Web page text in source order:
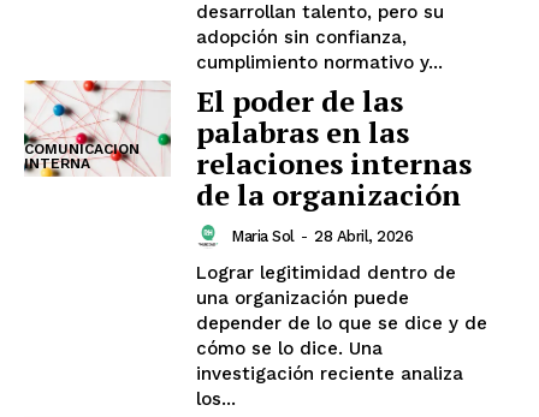
desarrollan talento, pero su
adopción sin confianza,
cumplimiento normativo y...
COMUNICACION
INTERNA
El poder de las
palabras en las
relaciones internas
de la organización
Maria Sol - 28 Abril, 2026
Lograr legitimidad dentro de
una organización puede
depender de lo que se dice y de
cómo se lo dice. Una
investigación reciente analiza
los...